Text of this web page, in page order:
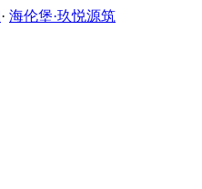
· 海伦堡·玖悦源筑